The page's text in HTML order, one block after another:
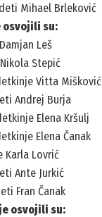
Mihael Brleković
osvojili su:
Leš
Stepić
Vitta Mišković
Andrej Burja
Elena Kršulj
Elena Čanak
Karla Lovrić
Ante Jurkić
Fran Čanak
osvojili su: